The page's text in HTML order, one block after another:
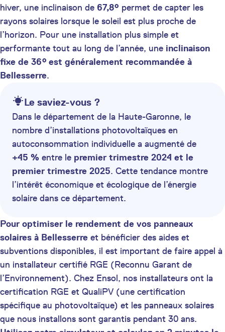
hiver, une inclinaison de 67,8° permet de capter les
rayons solaires lorsque le soleil est plus proche de
l’horizon. Pour une installation plus simple et
performante tout au long de l’année, une inclinaison
fixe de 36° est généralement recommandée à
Bellesserre.
Le saviez-vous ?
Dans le département de la Haute-Garonne, le
nombre d’installations photovoltaïques en
autoconsommation individuelle a augmenté de
+45 % entre le premier trimestre 2024 et le
premier trimestre 2025. Cette tendance montre
l’intérêt économique et écologique de l’énergie
solaire dans ce département.
Pour optimiser le rendement de vos panneaux
solaires à Bellesserre et bénéficier des aides et
subventions disponibles, il est important de faire appel à
un installateur certifié RGE (Reconnu Garant de
l’Environnement). Chez Ensol, nos installateurs ont la
certification RGE et QualiPV (une certification
spécifique au photovoltaïque) et les panneaux solaires
que nous installons sont garantis pendant 30 ans.